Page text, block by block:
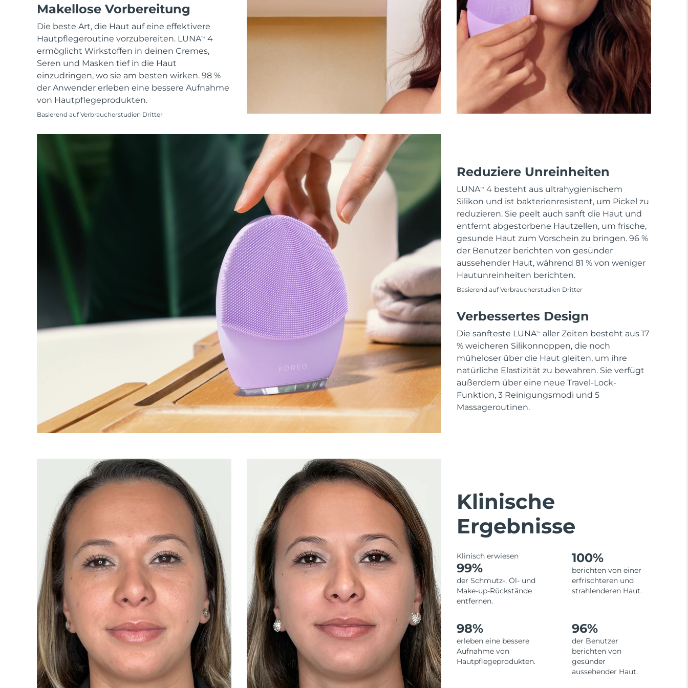
Makellose Vorbereitung
Die beste Art, die Haut auf eine effektivere
Hautpflegeroutine vorzubereiten. LUNATM
4
ermöglicht Wirkstoffen in deinen Cremes,
Seren und Masken tief in die Haut
einzudringen, wo sie am besten wirken. 98 %
der Anwender erleben eine bessere Aufnahme
von Hautpflegeprodukten.
Basierend auf Verbraucherstudien Dritter
Reduziere Unreinheiten
LUNATM
4 besteht aus ultrahygienischem
Silikon und ist bakterienresistent, um Pickel zu
reduzieren. Sie peelt auch sanft die Haut und
entfernt abgestorbene Hautzellen, um frische,
gesunde Haut zum Vorschein zu bringen. 96 %
der Benutzer berichten von gesünder
aussehender Haut, während 81 % von weniger
Hautunreinheiten berichten.
Basierend auf Verbraucherstudien Dritter
Verbessertes Design
Die sanfteste LUNATM
aller Zeiten besteht aus 17
% weicheren Silikonnoppen, die noch
müheloser über die Haut gleiten, um ihre
natürliche Elastizität zu bewahren. Sie verfügt
außerdem über eine neue Travel-Lock-
Funktion, 3 Reinigungsmodi und 5
Massageroutinen.
Klinische
Ergebnisse
Klinisch erwiesen
99%
der Schmutz-, Öl- und
Make-up-Rückstände
entfernen.
100%
berichten von einer
erfrischteren und
strahlenderen Haut.
98%
erleben eine bessere
Aufnahme von
Hautpflegeprodukten.
96%
der Benutzer
berichten von
gesünder
aussehender Haut.
All acne treatment devices
All revitalizing eye massagers
KIWI™ skincare
Advanced pore care essentials
Serum
issa™ Teeth Whitening Gel
18% PAP
Kosmetik Männer
Kaufe alles